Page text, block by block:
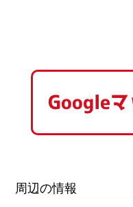
Googleマ
周辺の情報